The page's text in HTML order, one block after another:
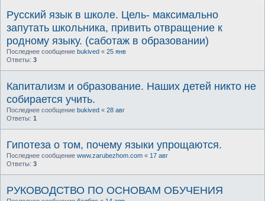
Русский язык в школе. Цель- максимально
запутать школьника, привить отвращение к
родному языку. (саботаж в образовании)
Последнее сообщение bukived « 25 янв
Ответы: 3
Капитализм и образование. Наших детей никто не
собирается учить.
Последнее сообщение bukived « 28 авг
Ответы: 1
Гипотеза о том, почему языки упрощаются.
Последнее сообщение www.zarubezhom.com « 17 авг
Ответы: 3
РУКОВОДСТВО ПО ОСНОВАМ ОБУЧЕНИЯ